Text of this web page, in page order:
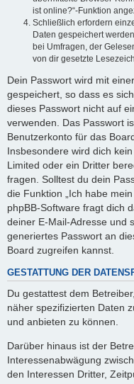
ist online?“-Funktion
Schließlich erfordern
Daten gespeichert
bei Umfragen, der
von dir gesetzte
Dein Passwort wird mit
gespeichert, so dass es
dieses Passwort nicht auf
verwenden. Das Passwort
Benutzerkonto für das
Insbesondere wird dich
Limited oder ein Dritter
fragen. Solltest du dein
die Funktion „Ich habe
phpBB-Software fragt dich
deiner E-Mail-Adresse und
generiertes Passwort an
Board zugreifen kannst.
GESTATTUNG DER
Du gestattest dem
näher spezifizierten Daten
und anbieten zu können.
Darüber hinaus ist der
Interessenabwägung
den Interessen Dritter,